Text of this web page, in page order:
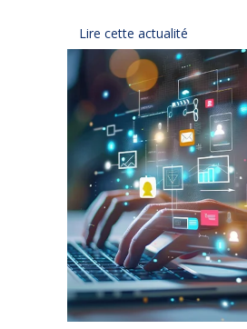
Lire cette actualité